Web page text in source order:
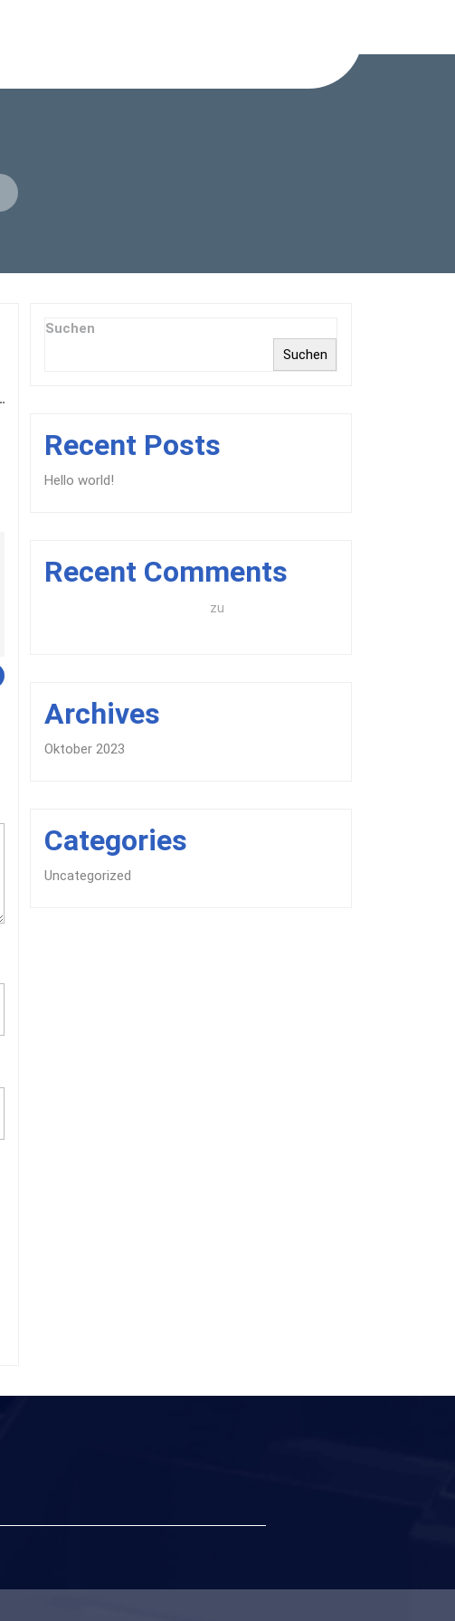
Suchen
Suchen
Recent Posts
Hello world!
Recent Comments
zu
Archives
Oktober 2023
Categories
Uncategorized